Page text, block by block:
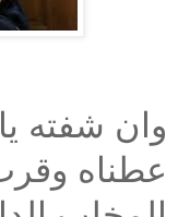
وان شفته
عطناه